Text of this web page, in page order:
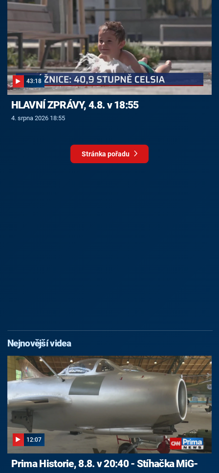
43:18
HLAVNÍ ZPRÁVY, 4.8. v 18:55
4. srpna 2026 18:55
Stránka pořadu
Nejnovější videa
12:07
Prima Historie, 8.8. v 20:40 - Stíhačka MiG-